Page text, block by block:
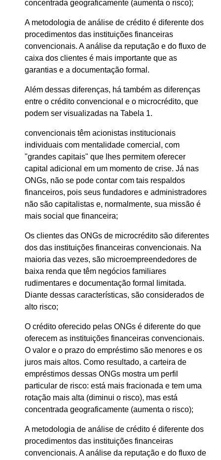
concentrada geograficamente (aumenta o risco);
A metodologia de análise de crédito é diferente dos
procedimentos das instituições financeiras
convencionais. A análise da reputação e do fluxo de
caixa dos clientes é mais importante que as
garantias e a documentação formal.
Além dessas diferenças, há também as diferenças
entre o crédito convencional e o microcrédito, que
podem ser visualizadas na Tabela 1.
convencionais têm acionistas institucionais
individuais com mentalidade comercial, com
"grandes capitais" que lhes permitem oferecer
capital adicional em um momento de crise. Já nas
ONGs, não se pode contar com tais respaldos
financeiros, pois seus fundadores e administradores
não são capitalistas e, normalmente, sua missão é
mais social que financeira;
Os clientes das ONGs de microcrédito são diferentes
dos das instituições financeiras convencionais. Na
maioria das vezes, são microempreendedores de
baixa renda que têm negócios familiares
rudimentares e documentação formal limitada.
Diante dessas características, são considerados de
alto risco;
O crédito oferecido pelas ONGs é diferente do que
oferecem as instituições financeiras convencionais.
O valor e o prazo do empréstimo são menores e os
juros mais altos. Como resultado, a carteira de
empréstimos dessas ONGs mostra um perfil
particular de risco: está mais fracionada e tem uma
rotação mais alta (diminui o risco), mas está
concentrada geograficamente (aumenta o risco);
A metodologia de análise de crédito é diferente dos
procedimentos das instituições financeiras
convencionais. A análise da reputação e do fluxo de